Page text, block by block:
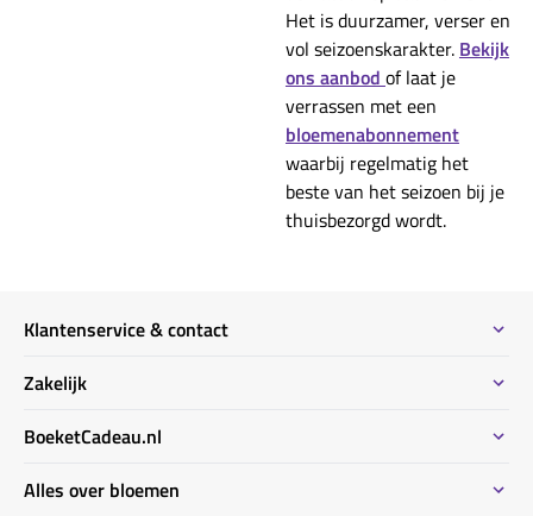
Het is duurzamer, verser en
vol seizoenskarakter. Bekijk
ons aanbod of laat je
verrassen met een
bloemenabonnement
waarbij regelmatig het
beste van het seizoen bij je
thuisbezorgd wordt.
Klantenservice & contact
Contact
Bestellen & Betalen
Bezorginformatie
Zakelijk
Bestel informatie zakelijk
Duurzaam
BoeketCadeau.nl
Waarom BoeketCadeau.nl
Alles over bloemen